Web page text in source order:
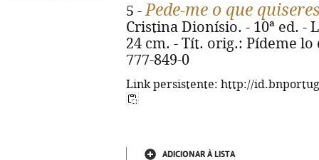
5 -Pede-me o que
Cristina Dionísio. - 10ª ed. -
24 cm. - Tít. orig.: Pídeme lo
777-849-0
Link persistente: http://
ADICIONAR À LISTA